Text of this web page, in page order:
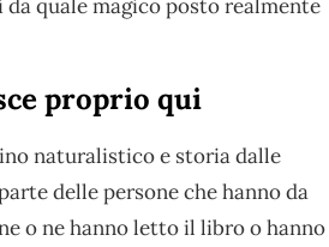
quale magico posto realmente
proprio qui
naturalistico e storia dalle
delle persone che hanno da
o ne hanno letto il libro o hanno